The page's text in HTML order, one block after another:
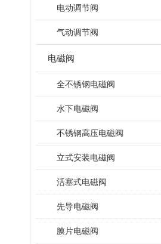
电动调节阀
气动调节阀
电磁阀
全不锈钢电磁阀
水下电磁阀
不锈钢高压电磁阀
立式安装电磁阀
活塞式电磁阀
先导电磁阀
膜片电磁阀